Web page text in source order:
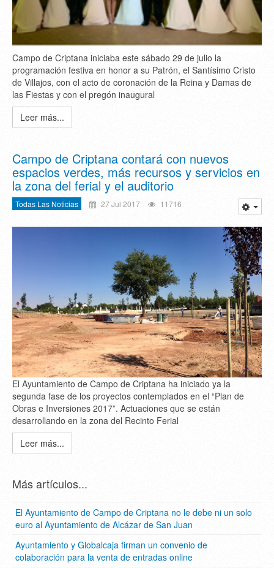
Campo de Criptana iniciaba este sábado 29 de julio la
programación festiva en honor a su Patrón, el Santísimo Cristo
de Villajos, con el acto de coronación de la Reina y Damas de
las Fiestas y con el pregón inaugural
Leer más...
Campo de Criptana contará con nuevos
espacios verdes, más recursos y servicios en
la zona del ferial y el auditorio
Todas Las Noticias 27 Jul 2017 11716
El Ayuntamiento de Campo de Criptana ha iniciado ya la
segunda fase de los proyectos contemplados en el “Plan de
Obras e Inversiones 2017”. Actuaciones que se están
desarrollando en la zona del Recinto Ferial
Leer más...
Más artículos...
El Ayuntamiento de Campo de Criptana no le debe ni un solo
euro al Ayuntamiento de Alcázar de San Juan
Ayuntamiento y Globalcaja firman un convenio de
colaboración para la venta de entradas online